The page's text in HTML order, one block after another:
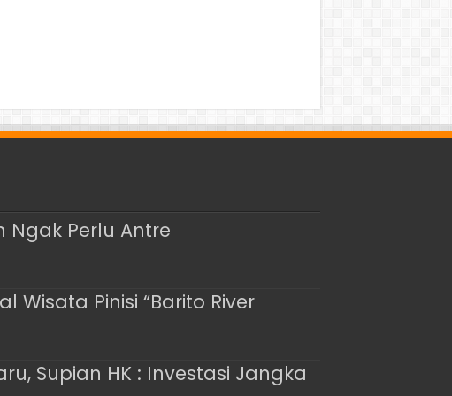
Ngak Perlu Antre
Wisata Pinisi “Barito River
Supian HK : Investasi Jangka